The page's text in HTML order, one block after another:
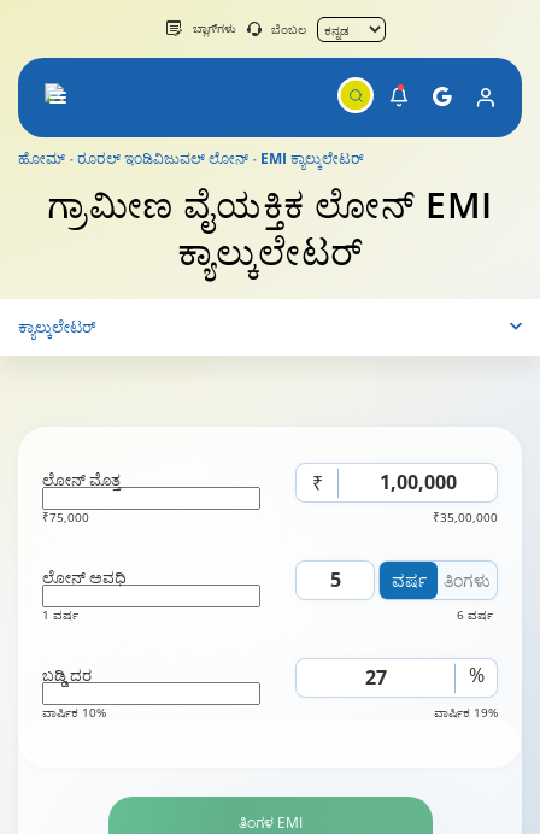
ಬ್ಲಾಗ್‌ಗಳು ಬೆಂಬಲ
ಹೋಮ್ ರೂರಲ್ ಇಂಡಿವಿಜುವಲ್ ಲೋನ್‌ EMI ಕ್ಯಾಲ್ಕುಲೇಟರ್
ಗ್ರಾಮೀಣ ವೈಯಕ್ತಿಕ ಲೋನ್ EMI
ಕ್ಯಾಲ್ಕುಲೇಟರ್
ಕ್ಯಾಲ್ಕುಲೇಟರ್
ಲೋನ್ ಮೊತ್ತ ₹
₹75,000 ₹35,00,000
ವರ್ಷ ತಿಂಗಳು
ಲೋನ್ ಅವಧಿ
1 ವರ್ಷ 6 ವರ್ಷ
ಬಡ್ಡಿ ದರ %
ವಾರ್ಷಿಕ 10% ವಾರ್ಷಿಕ 19%
ತಿಂಗಳ EMI